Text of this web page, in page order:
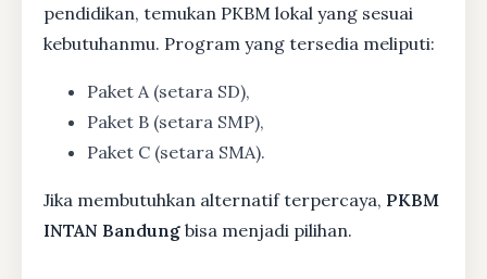
pendidikan, temukan PKBM lokal yang sesuai
kebutuhanmu. Program yang tersedia meliputi:
Paket A (setara SD),
Paket B (setara SMP),
Paket C (setara SMA).
Jika membutuhkan alternatif terpercaya, PKBM
INTAN Bandung bisa menjadi pilihan.